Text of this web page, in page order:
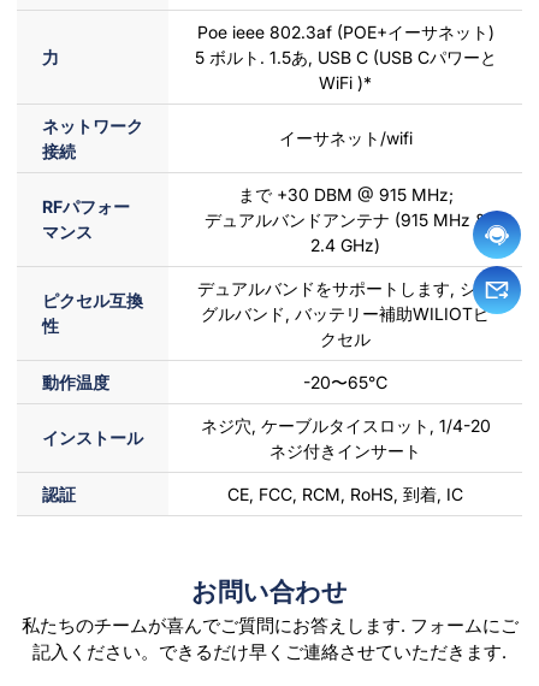
力
Poe ieee 802.3af (POE+イーサネット)
5 ボルト. 1.5あ, USB C (USB Cパワーと
WiFi )*
ネットワーク
接続
イーサネット/wifi
RFパフォー
マンス
まで +30 DBM @ 915 MHz;
デュアルバンドアンテナ (915 MHz &
2.4 GHz)
ピクセル互換
性
デュアルバンドをサポートします, シン
グルバンド, バッテリー補助WILIOTピ
クセル
動作温度 -20〜65℃
インストール
ネジ穴, ケーブルタイスロット, 1/4-20
ネジ付きインサート
認証 CE, FCC, RCM, RoHS, 到着, IC
お問い合わせ
私たちのチームが喜んでご質問にお答えします. フォームにご
記入ください。できるだけ早くご連絡させていただきます.